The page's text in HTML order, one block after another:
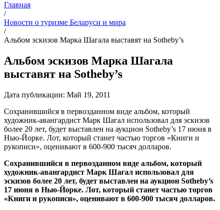
Главная
/
Новости о туризме Беларуси и мира
/
Альбом эскизов Марка Шагала выставят на Sotheby’s
Альбом эскизов Марка Шагала
выставят на Sotheby’s
Дата публикации: Май 19, 2011
Сохранившийся в первозданном виде альбом, который
художник-авангардист Марк Шагал использовал для эскизов
более 20 лет, будет выставлен на аукцион Sotheby’s 17 июня в
Нью-Йорке. Лот, который станет частью торгов «Книги и
рукописи», оценивают в 600-900 тысяч долларов.
Сохранившийся в первозданном виде альбом, который
художник-авангардист Марк Шагал использовал для
эскизов более 20 лет, будет выставлен на аукцион Sotheby’s
17 июня в Нью-Йорке. Лот, который станет частью торгов
«Книги и рукописи», оценивают в 600-900 тысяч долларов.